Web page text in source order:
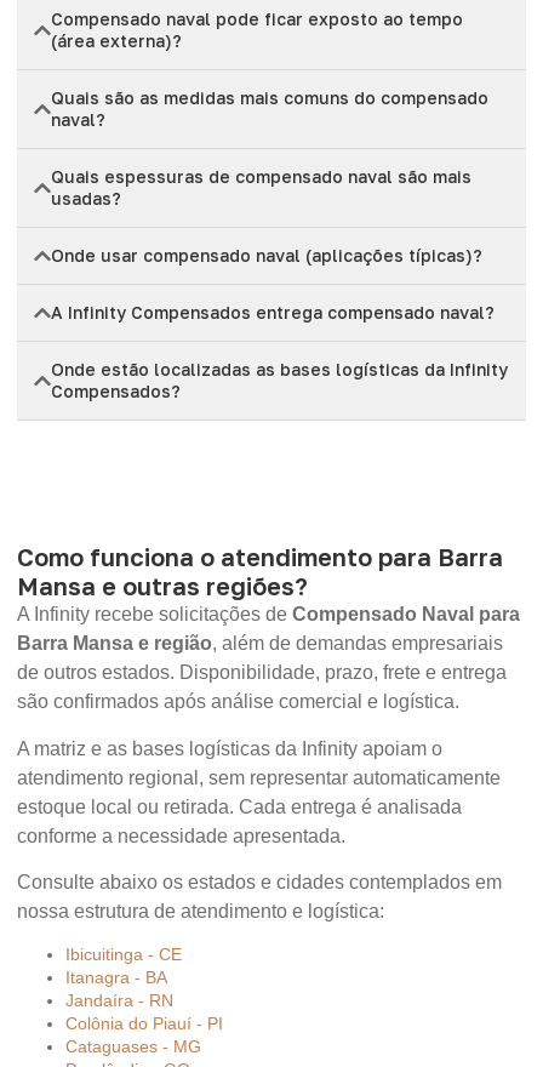
Compensado naval pode ficar exposto ao tempo
(área externa)?
Quais são as medidas mais comuns do compensado
naval?
Quais espessuras de compensado naval são mais
usadas?
Onde usar compensado naval (aplicações típicas)?
A Infinity Compensados entrega compensado naval?
Onde estão localizadas as bases logísticas da Infinity
Compensados?
Como funciona o atendimento para Barra
Mansa e outras regiões?
A Infinity recebe solicitações de Compensado Naval para
Barra Mansa e região, além de demandas empresariais
de outros estados. Disponibilidade, prazo, frete e entrega
são confirmados após análise comercial e logística.
A matriz e as bases logísticas da Infinity apoiam o
atendimento regional, sem representar automaticamente
estoque local ou retirada. Cada entrega é analisada
conforme a necessidade apresentada.
Consulte abaixo os estados e cidades contemplados em
nossa estrutura de atendimento e logística:
Ibicuitinga - CE
Itanagra - BA
Jandaíra - RN
Colônia do Piauí - PI
Cataguases - MG